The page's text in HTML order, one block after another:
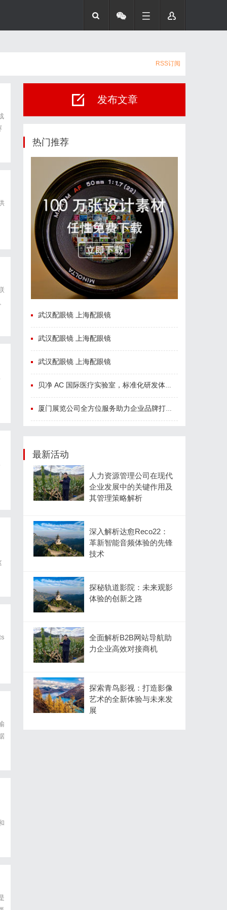
RSS订阅
发布文章
热门推荐
武汉配眼镜 上海配眼镜
武汉配眼镜 上海配眼镜
武汉配眼镜 上海配眼镜
贝净 AC 国际医疗实验室，标准化研发体系全解析
厦门展览公司全方位服务助力企业品牌打造与市场开拓
最新活动
人力资源管理公司在现代
企业发展中的关键作用及
其管理策略解析
深入解析达愈Reco22：
革新智能音频体验的先锋
技术
探秘轨道影院：未来观影
体验的创新之路
全面解析B2B网站导航助
力企业高效对接商机
探索青鸟影视：打造影像
艺术的全新体验与未来发
展